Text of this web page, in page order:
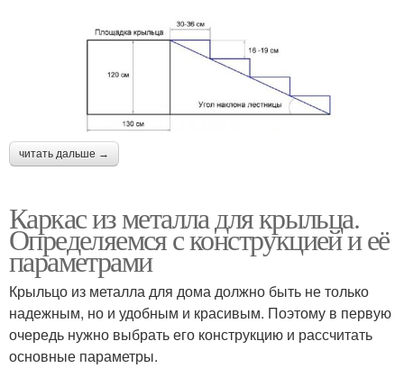
читать дальше →
Каркас из металла для крыльца.
Определяемся с конструкцией и её
параметрами
Крыльцо из металла для дома должно быть не только
надежным, но и удобным и красивым. Поэтому в первую
очередь нужно выбрать его конструкцию и рассчитать
основные параметры.